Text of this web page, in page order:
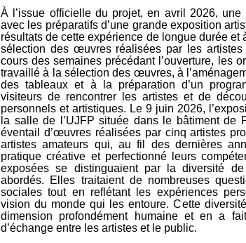
À l’issue officielle du projet, en avril 2026,
avec les préparatifs d’une grande exposition
résultats de cette expérience de longue durée et
sélection des œuvres réalisées par les
cours des semaines précédant l’ouverture, les
travaillé à la sélection des œuvres, à
des tableaux et à la préparation d’un
visiteurs de rencontrer les artistes et de
personnels et artistiques. Le 9 juin 2026,
la salle de l’UJFP située dans le bâtiment de
éventail d’œuvres réalisées par cinq artistes
artistes amateurs qui, au fil des dernières
pratique créative et perfectionné leurs
exposées se distinguaient par la diversité
abordés. Elles traitaient de nombreuses
sociales tout en reflétant les expériences
vision du monde qui les entoure. Cette
dimension profondément humaine et en a
d’échange entre les artistes et le public.